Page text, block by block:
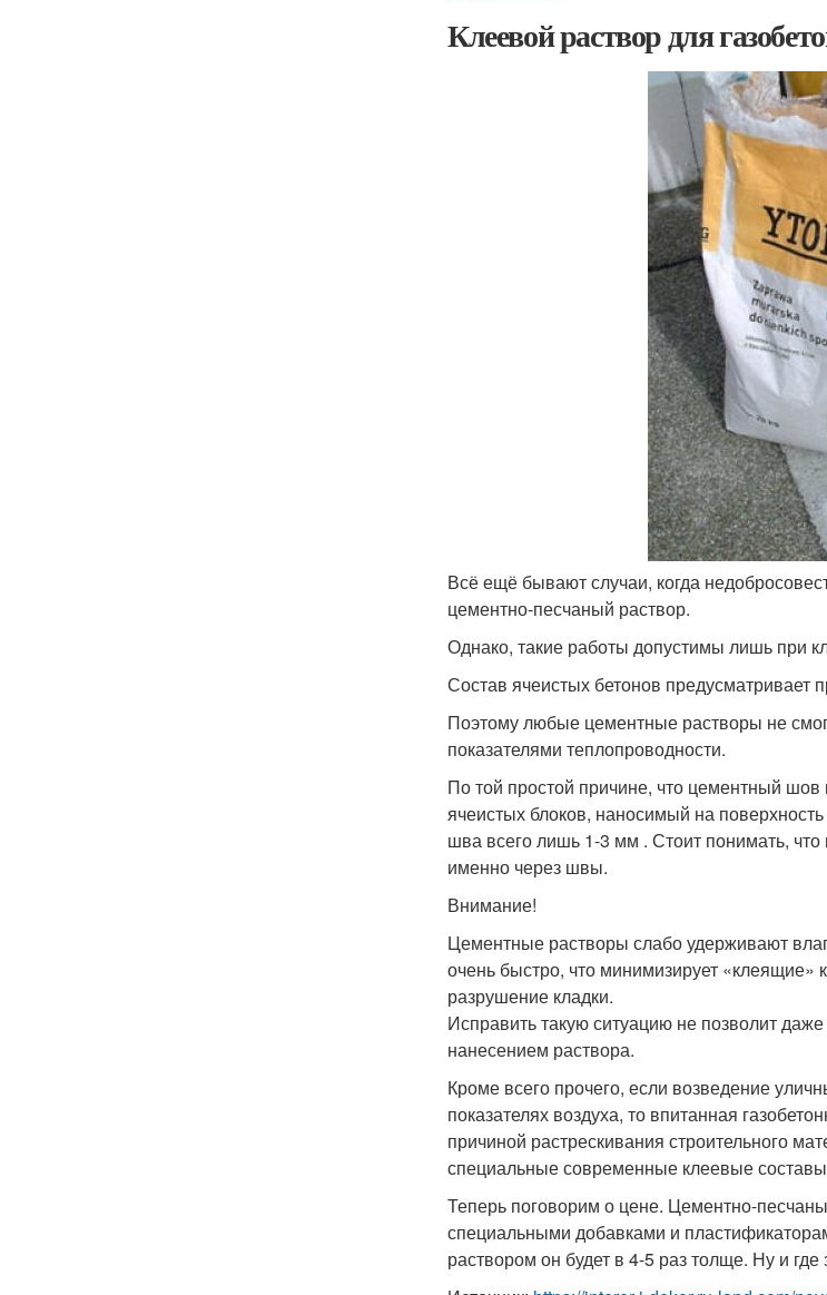
Клеевой раствор для
Всё ещё бывают случаи, когда
цементно-песчаный раствор.
Однако, такие работы допустимы лишь при
Состав ячеистых бетонов
Поэтому любые цементные растворы не
показателями теплопроводности.
По той простой причине, что цементный
ячеистых блоков, наносимый на
шва всего лишь 1-3 мм . Стоит понимать,
именно через швы.
Внимание!
Цементные растворы слабо удерживают
очень быстро, что минимизирует
разрушение кладки.
Исправить такую ситуацию не позволит
нанесением раствора.
Кроме всего прочего, если возведение
показателях воздуха, то впитанная
причиной растрескивания строительного
специальные современные клеевые составы
Теперь поговорим о цене. Цементно-
специальными добавками и
раствором он будет в 4-5 раз толще. Ну и где